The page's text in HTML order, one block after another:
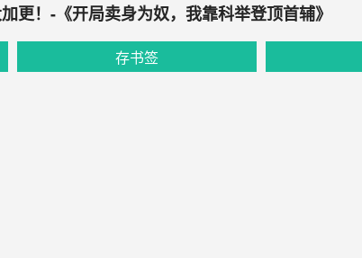
更！-《开局卖身为奴，我靠科举登顶首辅》
存书签